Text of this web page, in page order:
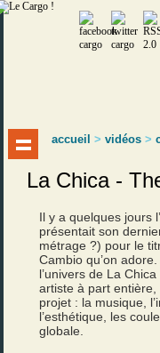
accueil >vidéos >
La Chica -
Il y a quelques jours
présentait son
métrage ?) pour le
Cambio qu’on
l’univers de La
artiste à part
projet : la musique,
l’esthétique, les
globale.